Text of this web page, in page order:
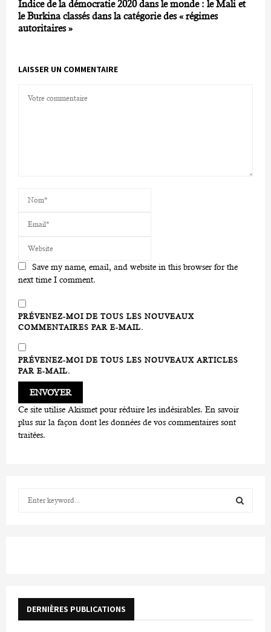
Indice de la démocratie 2020 dans le monde : le Mali et
le Burkina classés dans la catégorie des « régimes
autoritaires »
LAISSER UN COMMENTAIRE
Save my name, email, and website in this browser for the
next time I comment.
PRÉVENEZ-MOI DE TOUS LES NOUVEAUX
COMMENTAIRES PAR E-MAIL.
PRÉVENEZ-MOI DE TOUS LES NOUVEAUX ARTICLES
PAR E-MAIL.
Ce site utilise Akismet pour réduire les indésirables. En savoir
plus sur la façon dont les données de vos commentaires sont
traitées.
r
DERNIÈRES PUBLICATIONS